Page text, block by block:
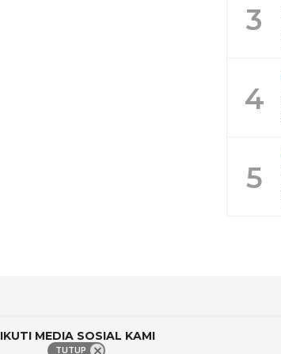
3
4
5
IKUTI MEDIA SOSIAL KAMI
TUTUP